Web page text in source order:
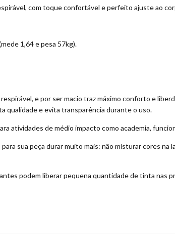
com toque confortável e perfeito ajuste ao
1,64 e pesa 57kg).
e por ser macio traz máximo conforto e
qualidade e evita transparência durante o uso.
atividades de médio impacto como academia,
sua peça durar muito mais: não misturar cores
podem liberar pequena quantidade de tinta nas